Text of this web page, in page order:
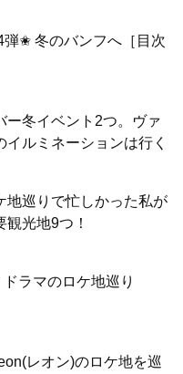
弾✬ 冬のバンフへ［目次
ー冬イベント2つ。ヴァ
ルミネーションは行く
地巡りで忙しかった私が
光地9つ！
ラマのロケ地巡り
レオン)のロケ地を巡